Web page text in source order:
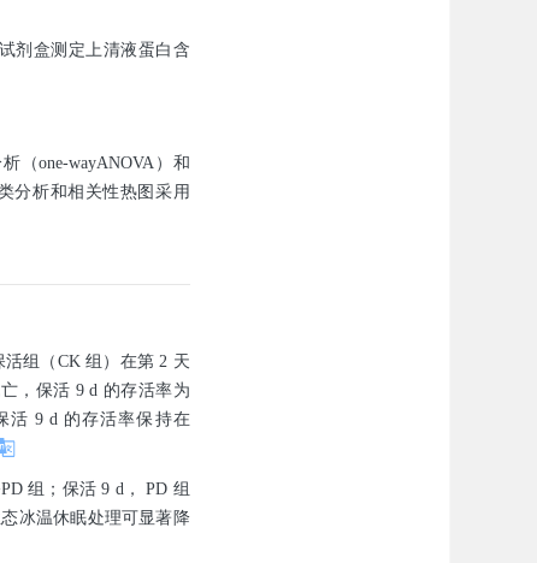
剂盒测定上清液蛋白含
（one-wayANOVA）和
分析和相关性热图采用
活组（CK 组）在第 2 天
，保活 9 d 的存活率为
活 9 d 的存活率保持在
组；保活 9 d， PD 组
冰温休眠处理可显著降